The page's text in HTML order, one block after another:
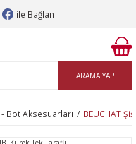
ile Bağlan
ARAMA YAP
Bot Aksesuarları BEUCHAT